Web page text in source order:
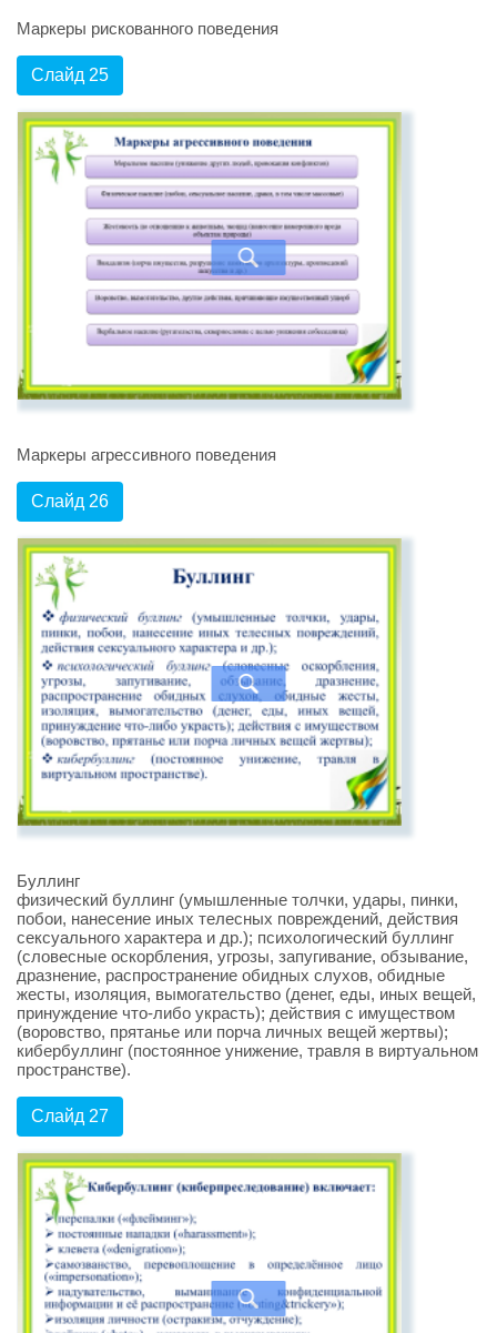
Маркеры рискованного поведения
Слайд 25
Маркеры агрессивного поведения
Слайд 26
Буллинг
физический буллинг (умышленные толчки, удары, пинки,
побои, нанесение иных телесных повреждений, действия
сексуального характера и др.); психологический буллинг
(словесные оскорбления, угрозы, запугивание, обзывание,
дразнение, распространение обидных слухов, обидные
жесты, изоляция, вымогательство (денег, еды, иных вещей,
принуждение что-либо украсть); действия с имуществом
(воровство, прятанье или порча личных вещей жертвы);
кибербуллинг (постоянное унижение, травля в виртуальном
пространстве).
Слайд 27